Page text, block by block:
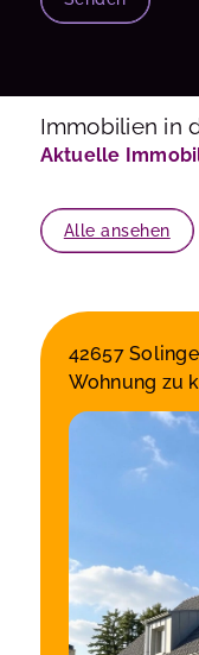
Immobilien in
Aktuelle
Alle ansehen
42657
Wohnung zu